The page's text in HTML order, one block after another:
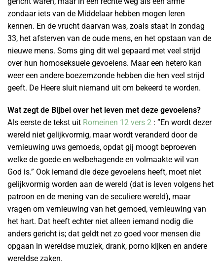
zondaar iets van de Middelaar hebben mogen leren
kennen. En de vrucht daarvan was, zoals staat in zondag
33, het afsterven van de oude mens, en het opstaan van de
nieuwe mens. Soms ging dit wel gepaard met veel strijd
over hun homoseksuele gevoelens. Maar een hetero kan
weer een andere boezemzonde hebben die hen veel strijd
geeft. De Heere sluit niemand uit om bekeerd te worden.
Wat zegt de Bijbel over het leven met deze gevoelens?
Als eerste de tekst uit Romeinen 12 vers 2 : ”En wordt dezer
wereld niet gelijkvormig, maar wordt veranderd door de
vernieuwing uws gemoeds, opdat gij moogt beproeven
welke de goede en welbehagende en volmaakte wil van
God is.” Ook iemand die deze gevoelens heeft, moet niet
gelijkvormig worden aan de wereld (dat is leven volgens het
patroon en de mening van de seculiere wereld), maar
vragen om vernieuwing van het gemoed, vernieuwing van
het hart. Dat heeft echter niet alleen iemand nodig die
anders gericht is; dat geldt net zo goed voor mensen die
opgaan in wereldse muziek, drank, porno kijken en andere
wereldse zaken.